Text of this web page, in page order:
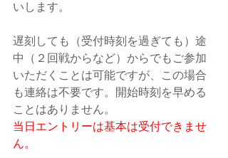
いします。
遅刻しても（受付時刻を過ぎても）途
中（２回戦からなど）からでもご参加
いただくことは可能ですが、この場合
も連絡は不要です。開始時刻を早める
ことはありません。
当日エントリーは基本は受付できませ
ん。